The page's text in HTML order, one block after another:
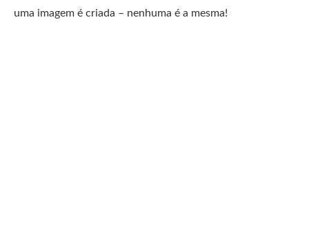
uma imagem é criada – nenhuma é a mesma!